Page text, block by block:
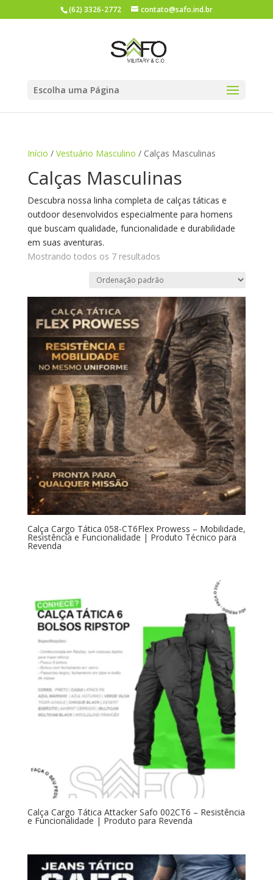
(62) 3326-2772 contato@safo.ind.br
Escolha uma Página
Início / Vestuário Masculino / Calças Masculinas
Calças Masculinas
Descubra nossa linha completa de calças táticas e
outdoor desenvolvidos especialmente para homens
que buscam qualidade, funcionalidade e durabilidade
em suas aventuras.
Mostrando todos os 7 resultados
Calça Cargo Tática 058-CT6Flex Prowess – Mobilidade,
Resistência e Funcionalidade | Produto Técnico para
Revenda
Calça Cargo Tática Attacker Safo 002CT6 – Resistência
e Funcionalidade | Produto para Revenda